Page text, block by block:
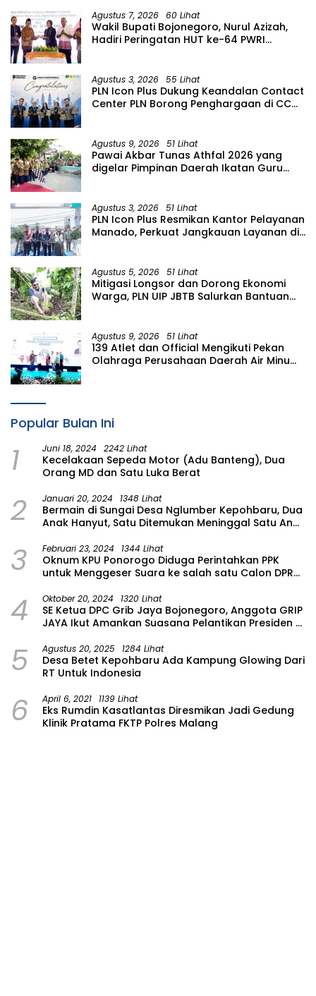
Agustus 7, 2026 60 Lihat
Wakil Bupati Bojonegoro, Nurul Azizah,
Hadiri Peringatan HUT ke-64 PWRI
Agustus 3, 2026 55 Lihat
PLN Icon Plus Dukung Keandalan Contact
Center PLN Borong Penghargaan di CCW
Agustus 9, 2026 51 Lihat
Pawai Akbar Tunas Athfal 2026 yang
digelar Pimpinan Daerah Ikatan Guru
Agustus 3, 2026 51 Lihat
PLN Icon Plus Resmikan Kantor Pelayanan
Manado, Perkuat Jangkauan Layanan di
Agustus 5, 2026 51 Lihat
Mitigasi Longsor dan Dorong Ekonomi
Warga, PLN UIP JBTB Salurkan Bantuan
Agustus 9, 2026 51 Lihat
139 Atlet dan Official Mengikuti Pekan
Olahraga Perusahaan Daerah Air Minum
Popular Bulan Ini
1 Juni 18, 2024 2242 Lihat
Kecelakaan Sepeda Motor (Adu Banteng), Dua
Orang MD dan Satu Luka Berat
2 Januari 20, 2024 1348 Lihat
Bermain di Sungai Desa Nglumber Kepohbaru, Dua
Anak Hanyut, Satu Ditemukan Meninggal Satu Anak
3 Februari 23, 2024 1344 Lihat
Oknum KPU Ponorogo Diduga Perintahkan PPK
untuk Menggeser Suara ke salah satu Calon DPRD
4 Oktober 20, 2024 1320 Lihat
SE Ketua DPC Grib Jaya Bojonegoro, Anggota GRIP
JAYA Ikut Amankan Suasana Pelantikan Presiden di
5 Agustus 20, 2025 1284 Lihat
Desa Betet Kepohbaru Ada Kampung Glowing Dari
RT Untuk Indonesia
6 April 6, 2021 1139 Lihat
Eks Rumdin Kasatlantas Diresmikan Jadi Gedung
Klinik Pratama FKTP Polres Malang